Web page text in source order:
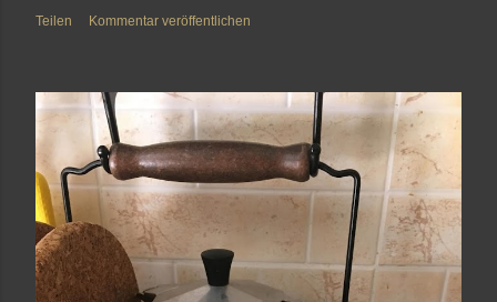
Teilen Kommentar veröffentlichen